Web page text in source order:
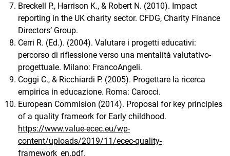
Breckell P., Harrison K., & Robert N. (2010). Impact
reporting in the UK charity sector. CFDG, Charity Finance
Directors’ Group.
Cerri R. (Ed.). (2004). Valutare i progetti educativi:
percorso di riflessione verso una mentalità valutativo-
progettuale. Milano: FrancoAngeli.
Coggi C., & Ricchiardi P. (2005). Progettare la ricerca
empirica in educazione. Roma: Carocci.
European Commision (2014). Proposal for key principles
of a quality frameork for Early childhood.
https://www.value-ecec.eu/wp-
content/uploads/2019/11/ecec-quality-
framework_en.pdf.